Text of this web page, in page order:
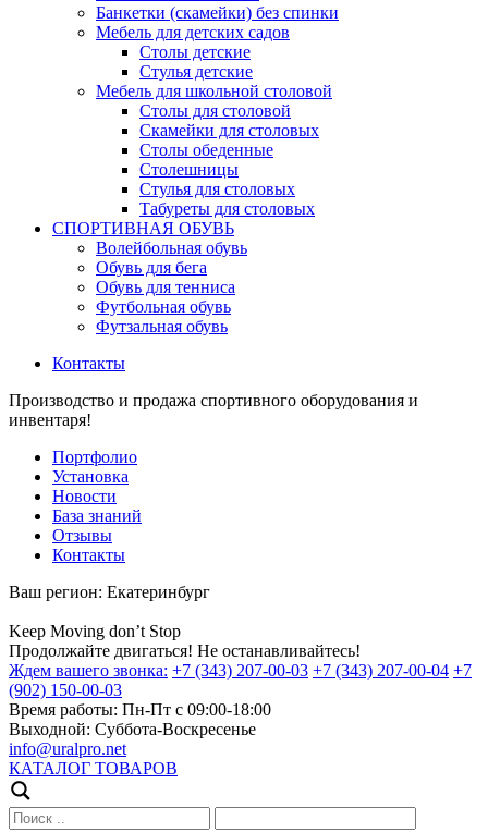
Банкетки (скамейки) без спинки
Мебель для детских садов
Столы детские
Стулья детские
Мебель для школьной столовой
Столы для столовой
Скамейки для столовых
Столы обеденные
Столешницы
Стулья для столовых
Табуреты для столовых
СПОРТИВНАЯ ОБУВЬ
Волейбольная обувь
Обувь для бега
Обувь для тенниса
Футбольная обувь
Футзальная обувь
Контакты
Производство и продажа спортивного оборудования и
инвентаря!
Портфолио
Установка
Новости
База знаний
Отзывы
Контакты
Ваш регион: Екатеринбург
Keep Moving don’t Stop
Продолжайте двигаться! Не останавливайтесь!
Ждем вашего звонка: +7 (343) 207-00-03 +7 (343) 207-00-04 +7
(902) 150-00-03
Время работы: Пн-Пт с 09:00-18:00
Выходной: Суббота-Воскресенье
info@uralpro.net
КАТАЛОГ ТОВАРОВ